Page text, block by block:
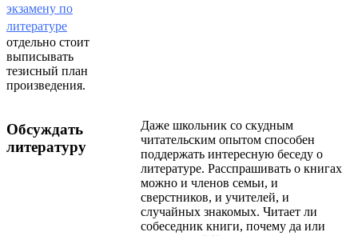
экзамену по
литературе
отдельно стоит
выписывать
тезисный план
произведения.
Обсуждать
литературу
Даже школьник со скудным
читательским опытом способен
поддержать интересную беседу о
литературе. Расспрашивать о книгах
можно и членов семьи, и
сверстников, и учителей, и
случайных знакомых. Читает ли
собеседник книги, почему да или